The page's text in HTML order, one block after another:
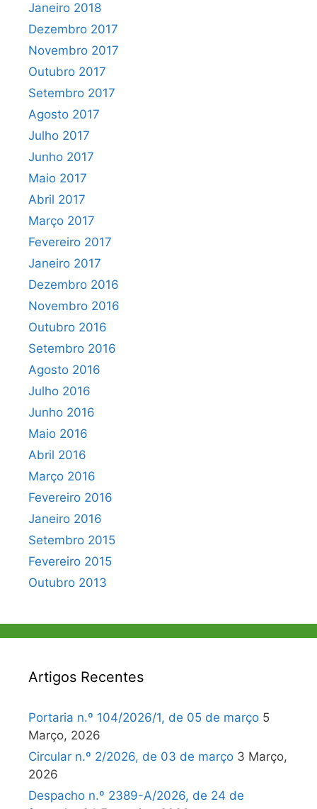
Janeiro 2018
Dezembro 2017
Novembro 2017
Outubro 2017
Setembro 2017
Agosto 2017
Julho 2017
Junho 2017
Maio 2017
Abril 2017
Março 2017
Fevereiro 2017
Janeiro 2017
Dezembro 2016
Novembro 2016
Outubro 2016
Setembro 2016
Agosto 2016
Julho 2016
Junho 2016
Maio 2016
Abril 2016
Março 2016
Fevereiro 2016
Janeiro 2016
Setembro 2015
Fevereiro 2015
Outubro 2013
Artigos Recentes
Portaria n.º 104/2026/1, de 05 de março 5
Março, 2026
Circular n.º 2/2026, de 03 de março 3 Março,
2026
Despacho n.º 2389-A/2026, de 24 de